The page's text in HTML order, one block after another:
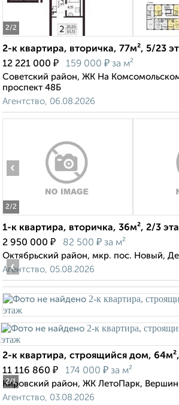
2/2
2-к квартира, вторичка, 77м², 5/23
12 221 000 ₽ 159 000 ₽ за м²
Советский район, ЖК На
проспект 48Б
Агентство, 06.08.2026
2/2
‹
1-к квартира, вторичка, 36м², 2/3
2 950 000 ₽ 82 500 ₽ за м²
Октябрьский район, мкр. пос. Новый,
Агентство, 05.08.2026
2/1
‹
2-к квартира, строящийся дом,
11 116 860 ₽ 174 000 ₽ за м²
Кировский район, ЖК ЛетоПарк,
Агентство, 03.08.2026